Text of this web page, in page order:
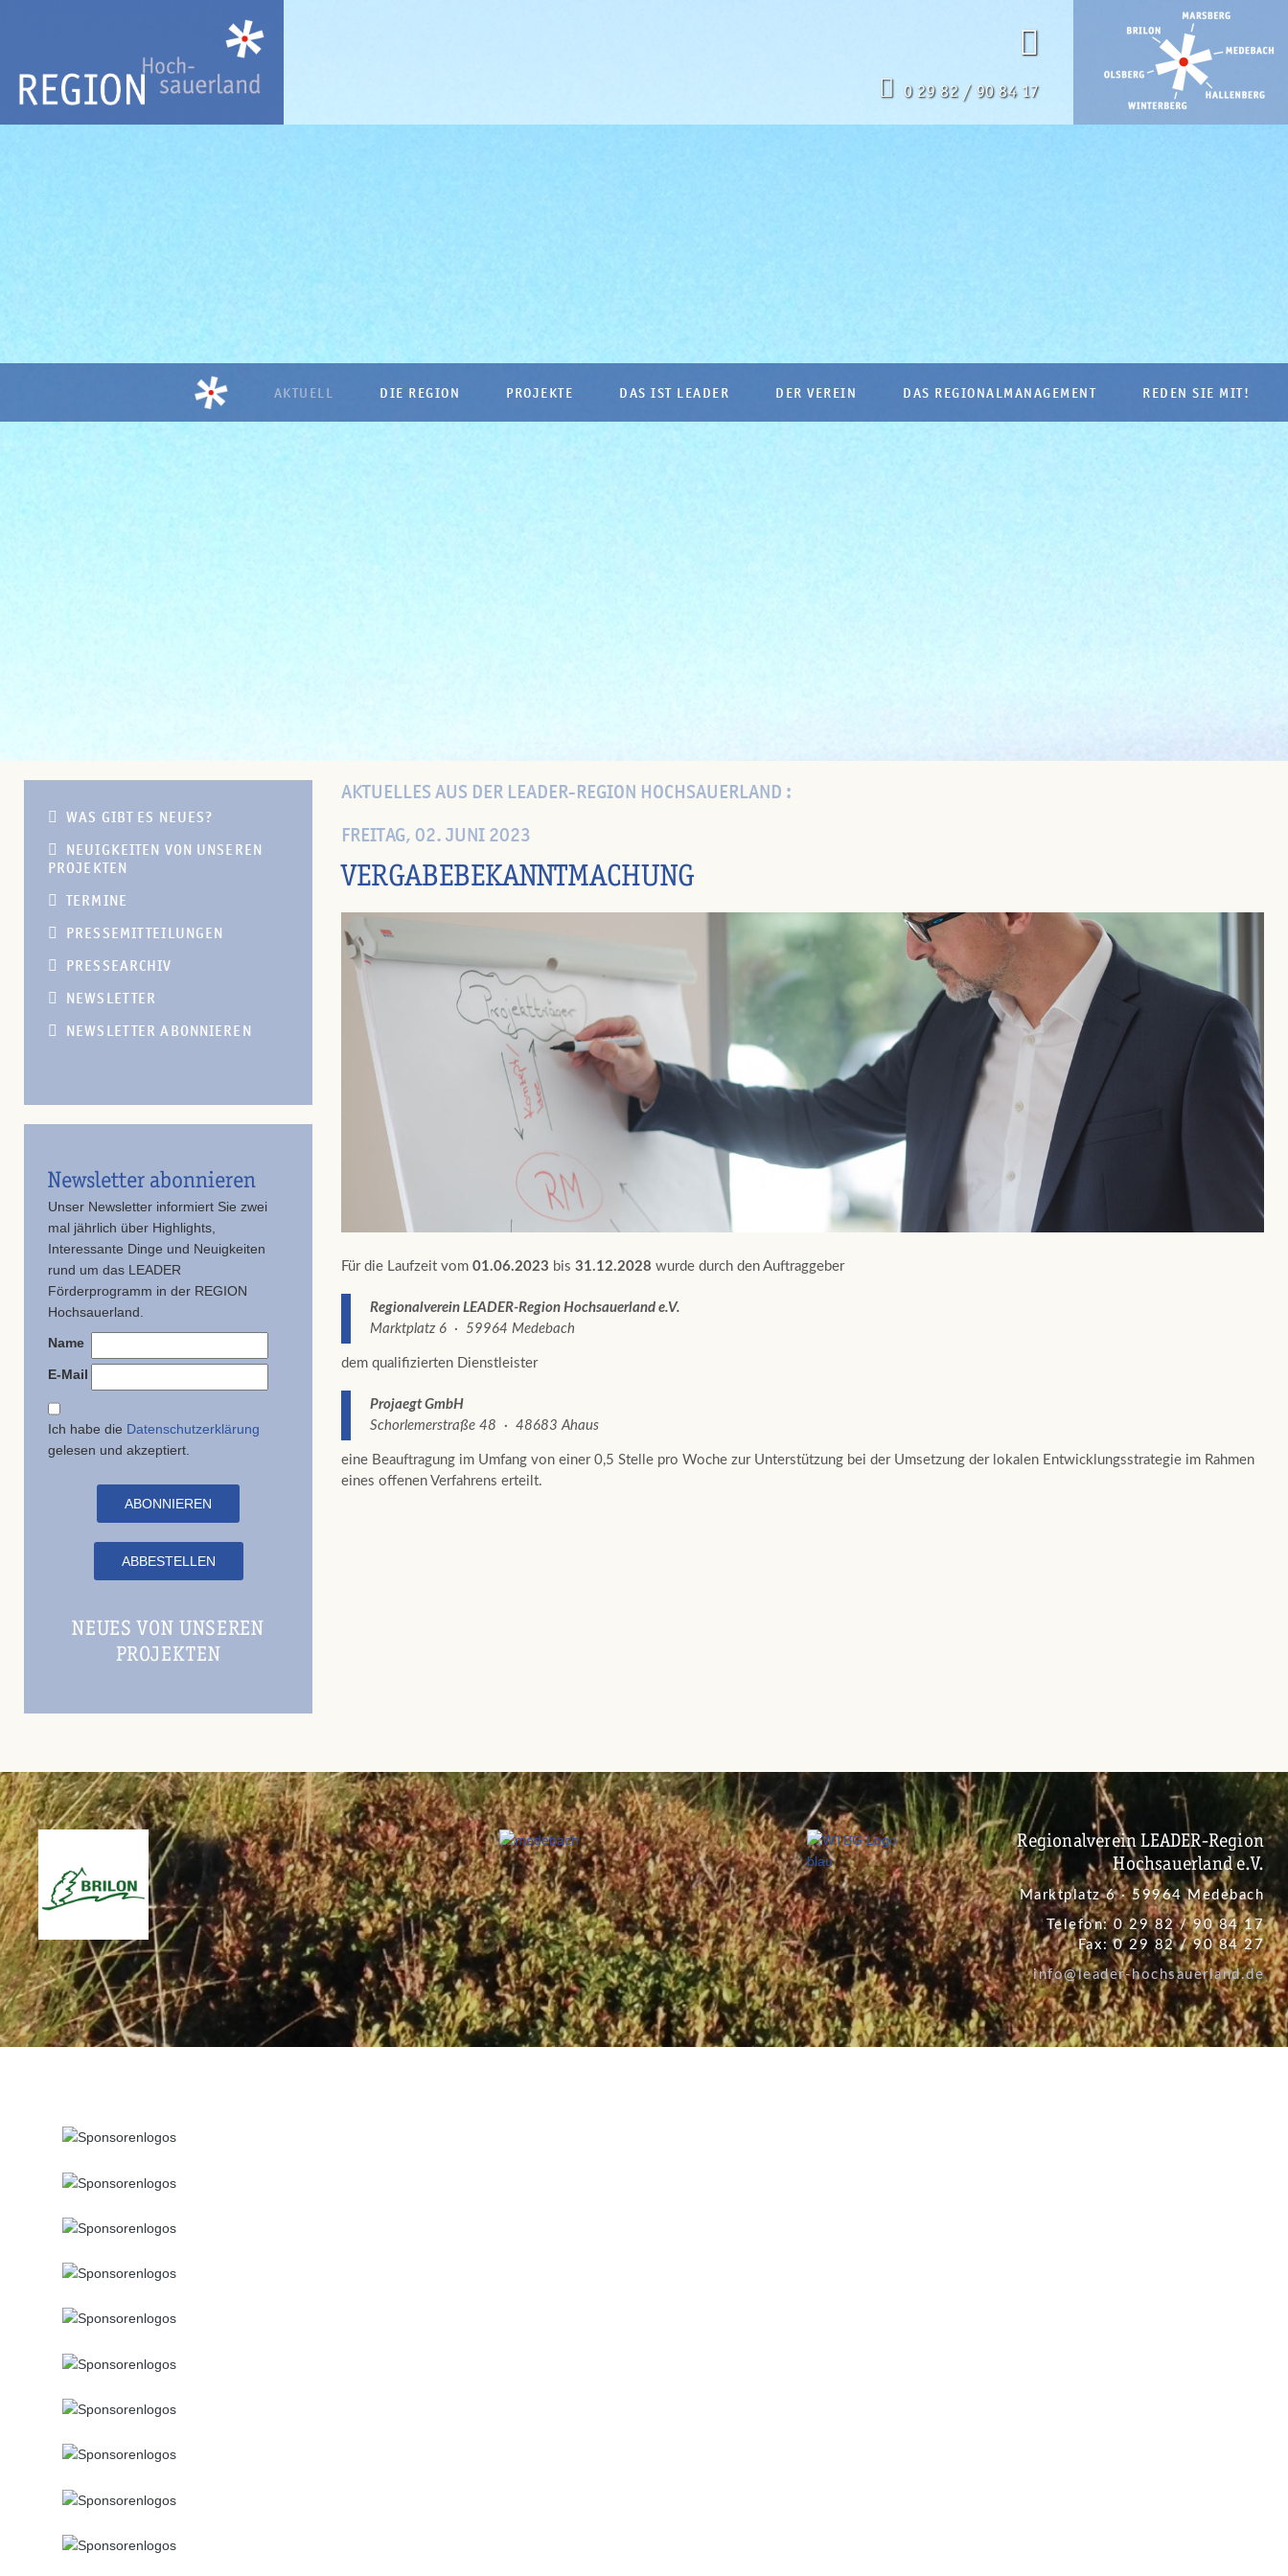
0 29 82 / 90 84 17
AKTUELL DIE REGION PROJEKTE DAS IST LEADER DER VEREIN DAS REGIONALMANAGEMENT REDEN SIE MIT!
WAS GIBT ES NEUES?
NEUIGKEITEN VON UNSEREN
PROJEKTEN
TERMINE
PRESSEMITTEILUNGEN
PRESSEARCHIV
NEWSLETTER
NEWSLETTER ABONNIEREN
Newsletter abonnieren
Unser Newsletter informiert Sie zwei
mal jährlich über Highlights,
Interessante Dinge und Neuigkeiten
rund um das LEADER
Förderprogramm in der REGION
Hochsauerland.
Name
E-Mail
Ich habe die Datenschutzerklärung
gelesen und akzeptiert.
NEUES VON UNSEREN
PROJEKTEN
AKTUELLES AUS DER LEADER-REGION HOCHSAUERLAND :
FREITAG, 02. JUNI 2023
VERGABEBEKANNTMACHUNG
Für die Laufzeit vom 01.06.2023 bis 31.12.2028 wurde durch den Auftraggeber
Regionalverein LEADER-Region Hochsauerland e.V.
Marktplatz 6 · 59964 Medebach
dem qualifizierten Dienstleister
Projaegt GmbH
Schorlemerstraße 48 · 48683 Ahaus
eine Beauftragung im Umfang von einer 0,5 Stelle pro Woche zur Unterstützung bei der Umsetzung der lokalen Entwicklungsstrategie im Rahmen
eines offenen Verfahrens erteilt.
Regionalverein LEADER-Region
Hochsauerland e.V.
Marktplatz 6 · 59964 Medebach
Telefon: 0 29 82 / 90 84 17
Fax: 0 29 82 / 90 84 27
info@leader-hochsauerland.de